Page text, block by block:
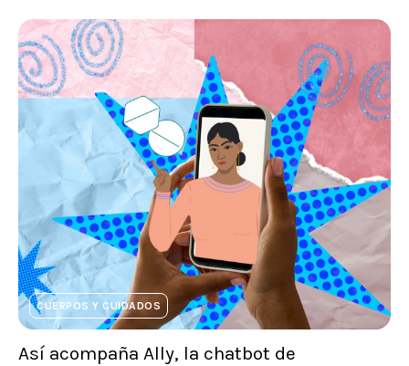
CUERPOS Y CUIDADOS
Así acompaña Ally, la chatbot de